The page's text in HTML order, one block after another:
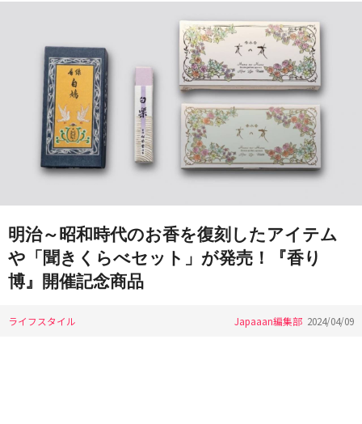
明治～昭和時代のお香を復刻したアイテム
や「聞きくらべセット」が発売！『香り
博』開催記念商品
ライフスタイル Japaaan編集部 2024/04/09